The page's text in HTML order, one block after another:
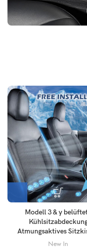
Modell 3 & y
Atmungsaktives
New In